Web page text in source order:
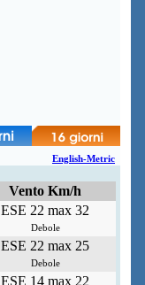
English-Metric
Vento Km/h
ESE 22 max 32
Debole
ESE 22 max 25
Debole
ESE 14 max 22